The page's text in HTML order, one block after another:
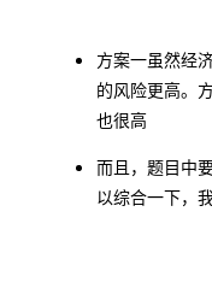
方案一虽然经
的风险更高。
也很高
而且，题目中
以综合一下，